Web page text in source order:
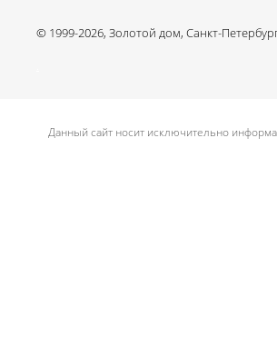
© 1999-2026, Золотой дом, Санкт-
Данный сайт носит исключительно